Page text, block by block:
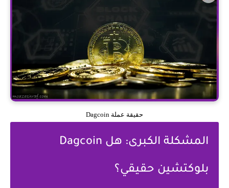
حقيقة عملة Dagcoin
المشكلة الكبرى: هل Dagcoin
بلوكتشين حقيقي؟